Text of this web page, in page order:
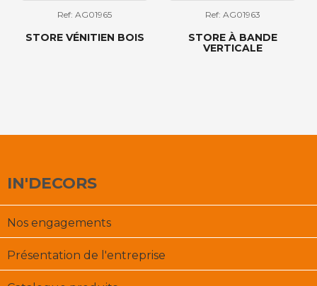
Ref: AG01965
STORE VÉNITIEN BOIS
Ref: AG01963
STORE À BANDE
VERTICALE
IN'DECORS
Nos engagements
Présentation de l'entreprise